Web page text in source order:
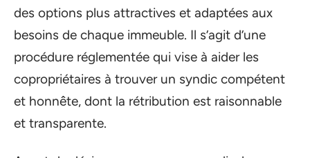
des options plus attractives et adaptées aux
besoins de chaque immeuble. Il s’agit d’une
procédure réglementée qui vise à aider les
copropriétaires à trouver un syndic compétent
et honnête, dont la rétribution est raisonnable
et transparente.